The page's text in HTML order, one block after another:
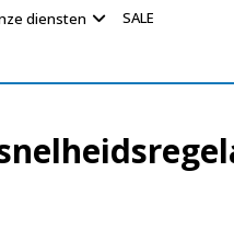
diensten SALE